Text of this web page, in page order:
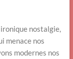
ironique nostalgie,
menace nos
modernes nos